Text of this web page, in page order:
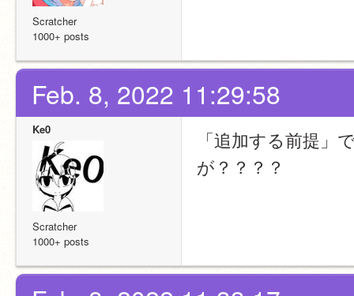
Scratcher
1000+ posts
Feb. 8, 2022 11:29:58
Ke0
Scratcher
1000+ posts
「追加する前提
が？？？？